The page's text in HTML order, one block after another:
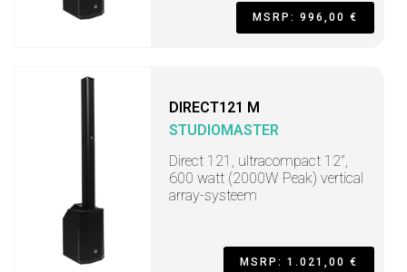
MSRP: 996,00 €
DIRECT121 M
STUDIOMASTER
Direct 121, ultracompact 12",
600 watt (2000W Peak) vertical
array-systeem
MSRP: 1.021,00 €